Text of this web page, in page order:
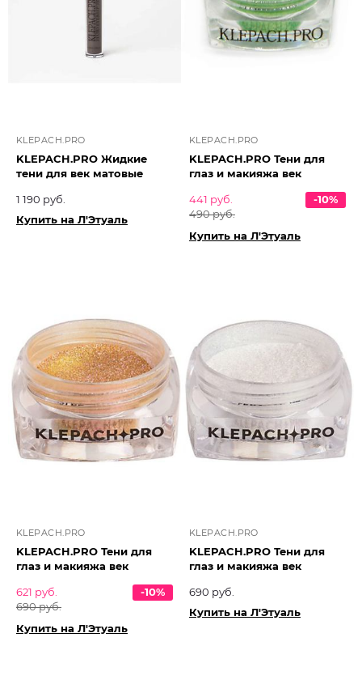
KLEPACH.PRO
KLEPACH.PRO Жидкие
тени для век матовые
1 190 руб.
Купить на Л'Этуаль
KLEPACH.PRO
KLEPACH.PRO Тени для
глаз и макияжа век
441 руб.
490 руб.
-10%
Купить на Л'Этуаль
KLEPACH.PRO
KLEPACH.PRO Тени для
глаз и макияжа век
621 руб.
690 руб.
-10%
Купить на Л'Этуаль
KLEPACH.PRO
KLEPACH.PRO Тени для
глаз и макияжа век
690 руб.
Купить на Л'Этуаль